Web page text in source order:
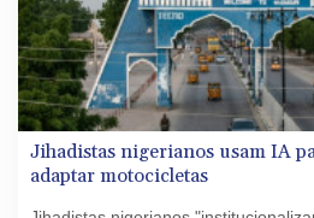
Jihadistas nigerianos usam IA
adaptar motocicletas